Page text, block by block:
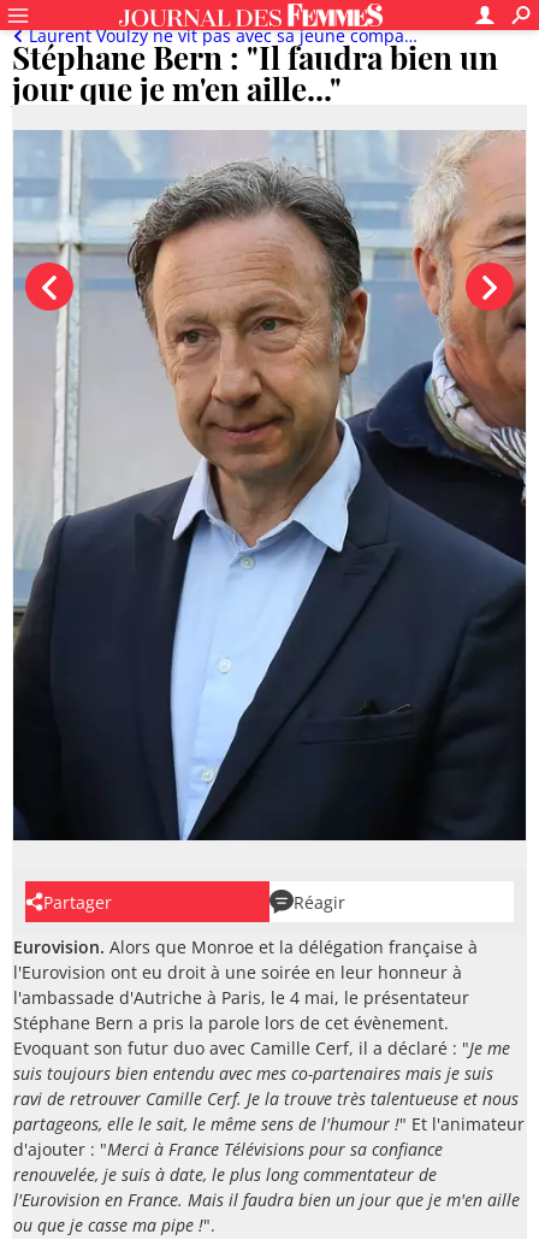
Stéphane Bern : "Il faudra bien un
jour que je m'en aille..."
Laurent Voulzy ne vit pas avec sa jeune compagne, Faustine Bollaert angoissée...
Partager
Réagir
Eurovision. Alors que Monroe et la délégation française à
l'Eurovision ont eu droit à une soirée en leur honneur à
l'ambassade d'Autriche à Paris, le 4 mai, le présentateur
Stéphane Bern a pris la parole lors de cet évènement.
Evoquant son futur duo avec Camille Cerf, il a déclaré : "Je me
suis toujours bien entendu avec mes co-partenaires mais je suis
ravi de retrouver Camille Cerf. Je la trouve très talentueuse et nous
partageons, elle le sait, le même sens de l'humour !" Et l'animateur
d'ajouter : "Merci à France Télévisions pour sa confiance
renouvelée, je suis à date, le plus long commentateur de
l'Eurovision en France. Mais il faudra bien un jour que je m'en aille
ou que je casse ma pipe !".